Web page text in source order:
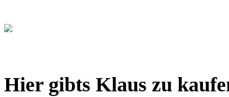
Hier gibts Klaus zu